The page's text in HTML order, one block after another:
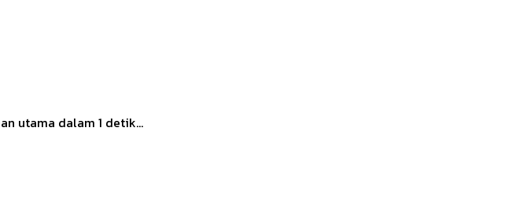
utama dalam 1 detik...